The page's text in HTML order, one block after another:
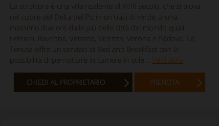
La struttura è una villa risalente al XVIII secolo, che si trova
nel cuore del Delta del Po in un'oasi di verde, a una,
massimo due ore dalle più belle città del mondo quali:
Ferrara, Ravenna, Venezia, Vicenza, Verona e Padova. La
Tenuta offre un servizio di Bed and Breakfast con la
possibilità di pernottare in camere in stile... Vedi altro
CHIEDI AL PROPRIETARIO PRENOTA